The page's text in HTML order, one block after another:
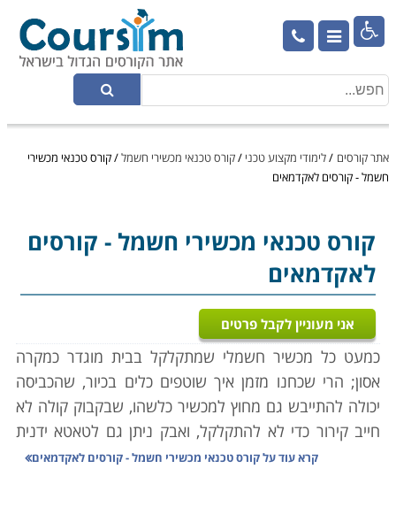

אתר קורסים /לימודי מקצוע טכני /קורס טכנאי מכשירי חשמל/קורס טכנאי מכשירי
חשמל - קורסים לאקדמאים
קורס טכנאי מכשירי חשמל- קורסים
לאקדמאים
אני מעוניין לקבל פרטים
כמעט כל מכשיר חשמלי שמתקלקל בבית מוגדר כמקרה
אסון; הרי שכחנו מזמן איך שוטפים כלים בכיור, שהכביסה
יכולה להתייבש גם מחוץ למכשיר כלשהו, שבקבוק קולה לא
חייב קירור כדי לא להתקלקל, ואבק ניתן גם לטאטא ידנית
קרא עוד עלקורס טכנאי מכשירי חשמל - קורסים לאקדמאים